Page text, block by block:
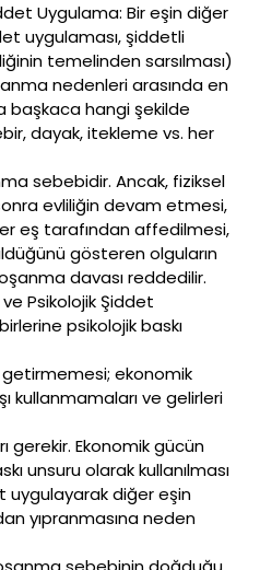
Uygulama: Bir eşin diğer
uygulaması, şiddetli
temelinden sarsılması)
nedenleri arasında en
başkaca hangi şekilde
dayak, itekleme vs. her
sebebidir. Ancak, fiziksel
evliliğin devam etmesi,
eş tarafından affedilmesi,
gösteren olguların
davası reddedilir.
ve Psikolojik Şiddet
psikolojik baskı
ekonomik
kullanmamaları ve gelirleri
gerekir. Ekonomik gücün
unsuru olarak kullanılması
uygulayarak diğer eşin
yıpranmasına neden